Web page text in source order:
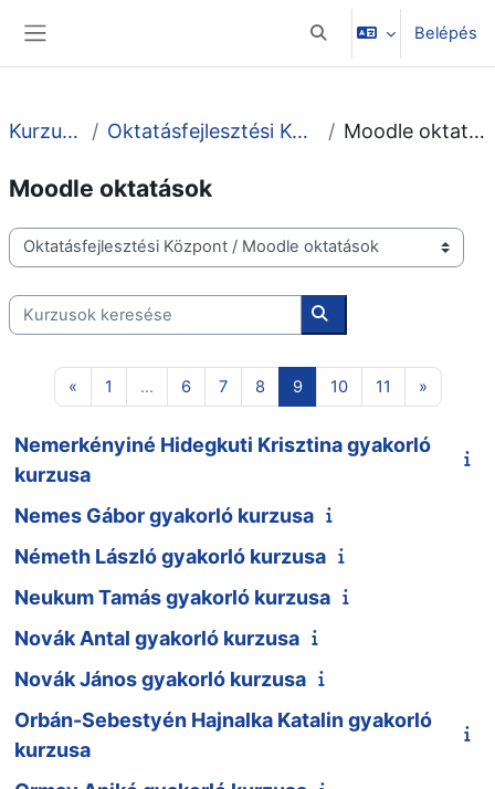
Keresési bemeneti
Belépés
Kurzusok Oktatásfejlesztési Központ Moodle oktatások
Moodle oktatások
Kurzuskategóriák
Kurzusok keresése
Kurzusok keresése
«Előző oldal
1 1 oldal
… 66 oldal
77 oldal
88 oldal
99 oldal
1010 oldal
11 11 oldal
»
Nemerkényiné Hidegkuti Krisztina gyakorló
kurzusa
Nemes Gábor gyakorló kurzusa
Németh László gyakorló kurzusa
Neukum Tamás gyakorló kurzusa
Novák Antal gyakorló kurzusa
Novák János gyakorló kurzusa
Orbán-Sebestyén Hajnalka Katalin gyakorló
kurzusa